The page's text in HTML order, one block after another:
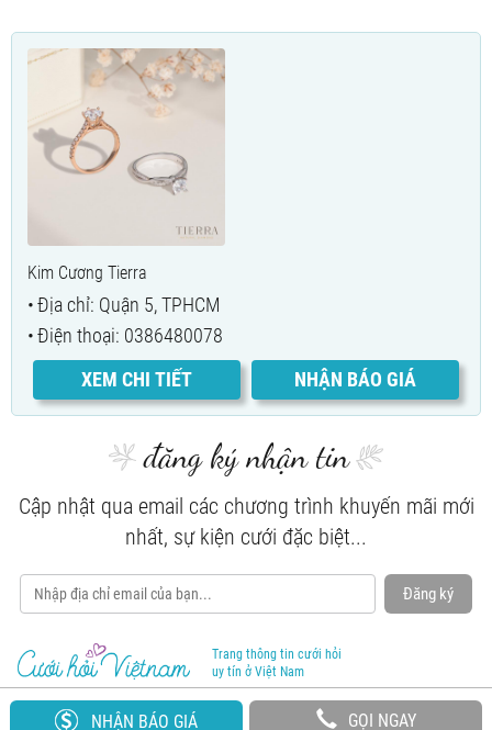
Kim Cương Tierra
Địa chỉ: Quận 5, TPHCM
Điện thoại: 0386480078
XEM CHI TIẾT
NHẬN BÁO GIÁ
đăng ký nhận tin
Cập nhật qua email các chương trình khuyến mãi mới
nhất, sự kiện cưới đặc biệt...
Đăng ký
NHẬN BÁO GIÁ GỌI NGAY
Trang thông tin cưới hỏi
uy tín ở Việt Nam